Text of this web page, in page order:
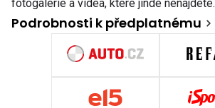
fotogalerie a videa, které jinde nenajdete.
Podrobnosti k předplatnému